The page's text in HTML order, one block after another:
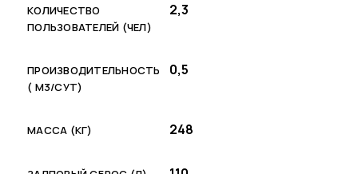
КОЛИЧЕСТВО
ПОЛЬЗОВАТЕЛЕЙ (ЧЕЛ)
2,3
ПРОИЗВОДИТЕЛЬНОСТЬ
( М3/СУТ)
0,5
МАССА (КГ) 248